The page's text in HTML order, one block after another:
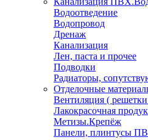
Водоотведение
Водопровод
Дренаж
Канализация
Лен, паста и прочее
Подводки
Радиаторы,
Отделочные
Вентиляция (
Лакокрасочная
Метизы.Крепёж
Панели, плинтусы